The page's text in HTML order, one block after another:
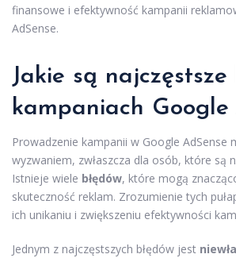
finansowe i efektywność kampanii
AdSense.
Jakie są najczęstsze
kampaniach Google
Prowadzenie kampanii w Google AdSense
wyzwaniem, zwłaszcza dla osób, które są
Istnieje wiele błędów, które mogą
skuteczność reklam. Zrozumienie tych
ich unikaniu i zwiększeniu efektywności
Jednym z najczęstszych błędów jest